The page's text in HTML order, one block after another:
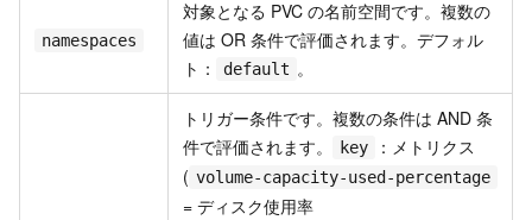
namespaces
対象となる PVC の名前空間です。複数の
値は OR 条件で評価されます。デフォル
ト：
default 。
トリガー条件です。複数の条件は AND 条
件で評価されます。
key
：メトリクス
( volume-capacity-used-percentage
= ディスク使用率